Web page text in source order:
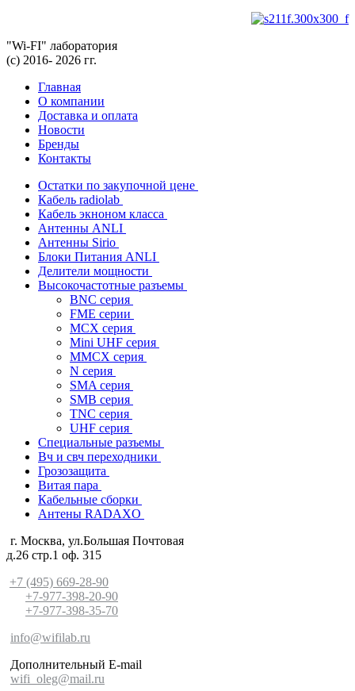
"Wi-FI" лаборатория
(с) 2016- 2026 гг.
Главная
О компании
Доставка и оплата
Новости
Бренды
Контакты
Остатки по закупочной цене
Кабель radiolab
Кабель экноном класса
Антенны ANLI
Антенны Sirio
Блоки Питания ANLI
Делители мощности
Высокочастотные разъемы
BNC серия
FME серии
MCX серия
Mini UHF серия
MMCX серия
N серия
SMA серия
SMB серия
TNC серия
UHF серия
Специальные разъемы
Вч и свч переходники
Грозозащита
Витая пара
Кабельные сборки
Антены RADAXO
г. Москва, ул.Большая Почтовая
д.26 стр.1 оф. 315
+7 (495) 669-28-90
+7-977-398-20-90
+7-977-398-35-70
info@wifilab.ru
Дополнительный E-mail
wifi_oleg@mail.ru